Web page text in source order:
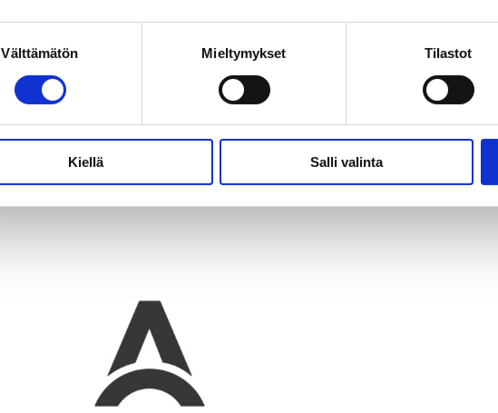
Välttämätön Mieltymykset Tilastot
Kiellä Salli valinta
Prefatherm, Sähköauton
lataussymboli, 700 x 1000 mm
Valmiiksi muotoon leikattu
termoplastinen tiemerkintätuote
39,00€
Prefatherm, Sähköauton
lataussymboli, johto-osa
Valmiiksi muotoon leikattu
termoplastinen tiemerkintätuote
82,00€